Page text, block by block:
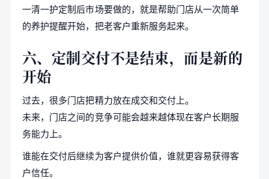
一清一护定制后市场要做的，就是帮助门店从一次简单
的养护提醒开始，把老客户重新服务起来。
六、定制交付不是结束，而是新的
开始
过去，很多门店把精力放在成交和交付上。
未来，门店之间的竞争可能会越来越体现在客户长期服
务能力上。
谁能在交付后继续为客户提供价值，谁就更容易获得客
户信任。